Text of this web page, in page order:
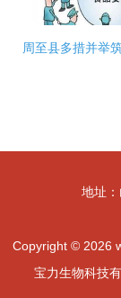
地址
Copyright © 2026
宝力生物科技